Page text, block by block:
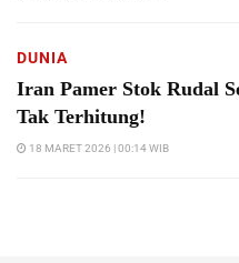
DUNIA
Iran Pamer Stok Rudal
Tak Terhitung!
18 MARET 2026 | 00:14 WIB